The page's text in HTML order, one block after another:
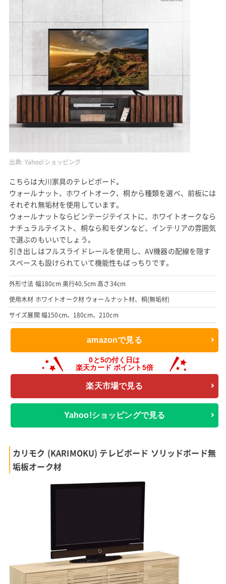
出典: Yahoo!ショッピング
こちらは大川家具のテレビボード。
ウォールナット、ホワイトオーク、桐から種類を選べ、前板には
それぞれ無垢材を使用しています。
ウォールナットならビンテージテイストに、ホワイトオークなら
ナチュラルテイスト、桐なら和モダンなど、インテリアの雰囲気
で選ぶのもいいでしょう。
引き出しはフルスライドレールを使用し、AV機器の配線を隠す
スペースも設けられていて機能性もばっちりです。
外形寸法 幅180cm 奥行40.5cm 高さ34cm
使用木材 ホワイトオーク材 ウォールナット材、桐(無垢材)
サイズ展開 幅150cm、180cm、210cm
amazonで見る
楽天市場で見る
Yahoo!ショッピングで見る
カリモク (KARIMOKU) テレビボード ソリッドボード無
垢板オーク材